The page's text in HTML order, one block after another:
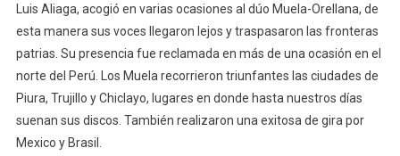
Luis Aliaga, acogió en varias ocasiones al dúo Muela-Orellana, de
esta manera sus voces llegaron lejos y traspasaron las fronteras
patrias. Su presencia fue reclamada en más de una ocasión en el
norte del Perú. Los Muela recorrieron triunfantes las ciudades de
Piura, Trujillo y Chiclayo, lugares en donde hasta nuestros días
suenan sus discos. También realizaron una exitosa de gira por
Mexico y Brasil.